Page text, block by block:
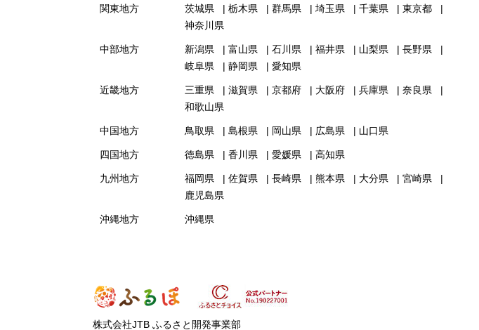
関東地方 茨城県 栃木県 群馬県 埼玉県 千葉県
東京都
神奈川県
中部地方 新潟県 富山県 石川県 福井県 山梨県
長野県
岐阜県
静岡県 愛知県
近畿地方 三重県 滋賀県 京都府 大阪府 兵庫県
奈良県
和歌山県
中国地方 鳥取県 島根県 岡山県 広島県 山口県
四国地方 徳島県 香川県 愛媛県 高知県
九州地方 福岡県 佐賀県 長崎県 熊本県 大分県
宮崎県
鹿児島県
沖縄地方 沖縄県
株式会社JTB ふるさと開発事業部